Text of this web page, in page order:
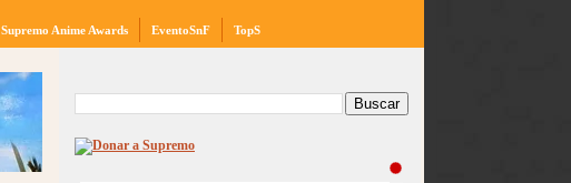
Supremo Anime Awards EventoSnF TopS